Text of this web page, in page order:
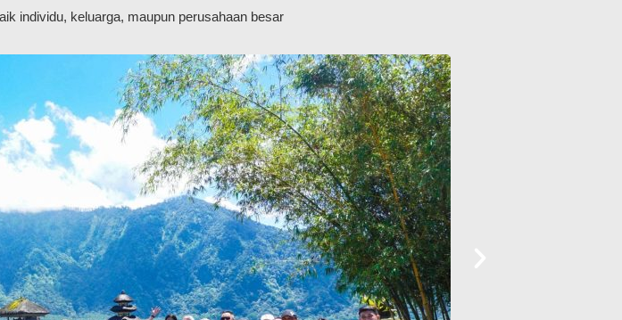
individu, keluarga, maupun perusahaan besar